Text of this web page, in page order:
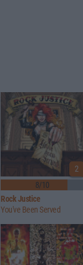
2
8/10
Rock Justice
You've Been Served